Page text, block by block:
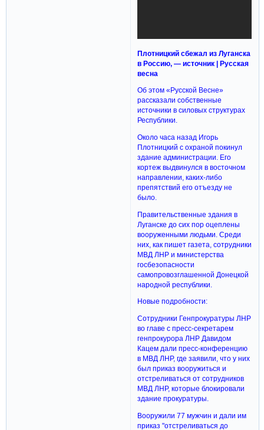
Плотницкий сбежал из Луганска
в Россию, — источник | Русская
весна
Об этом «Русской Весне»
рассказали собственные
источники в силовых структурах
Республики.
Около часа назад Игорь
Плотницкий с охраной покинул
здание администрации. Его
кортеж выдвинулся в восточном
направлении, каких-либо
препятствий его отъезду не
было.
Правительственные здания в
Луганске до сих пор оцеплены
вооруженными людьми. Среди
них, как пишет газета, сотрудники
МВД ЛНР и министерства
госбезопасности
самопровозглашенной Донецкой
народной республики.
Новые подробности:
Сотрудники Генпрокуратуры ЛНР
во главе с пресс-секретарем
генпрокурора ЛНР Давидом
Кацем дали пресс-конференцию
в МВД ЛНР, где заявили, что у них
был приказ вооружиться и
отстреливаться от сотрудников
МВД ЛНР, которые блокировали
здание прокуратуры.
Вооружили 77 мужчин и дали им
приказ "отстреливаться до